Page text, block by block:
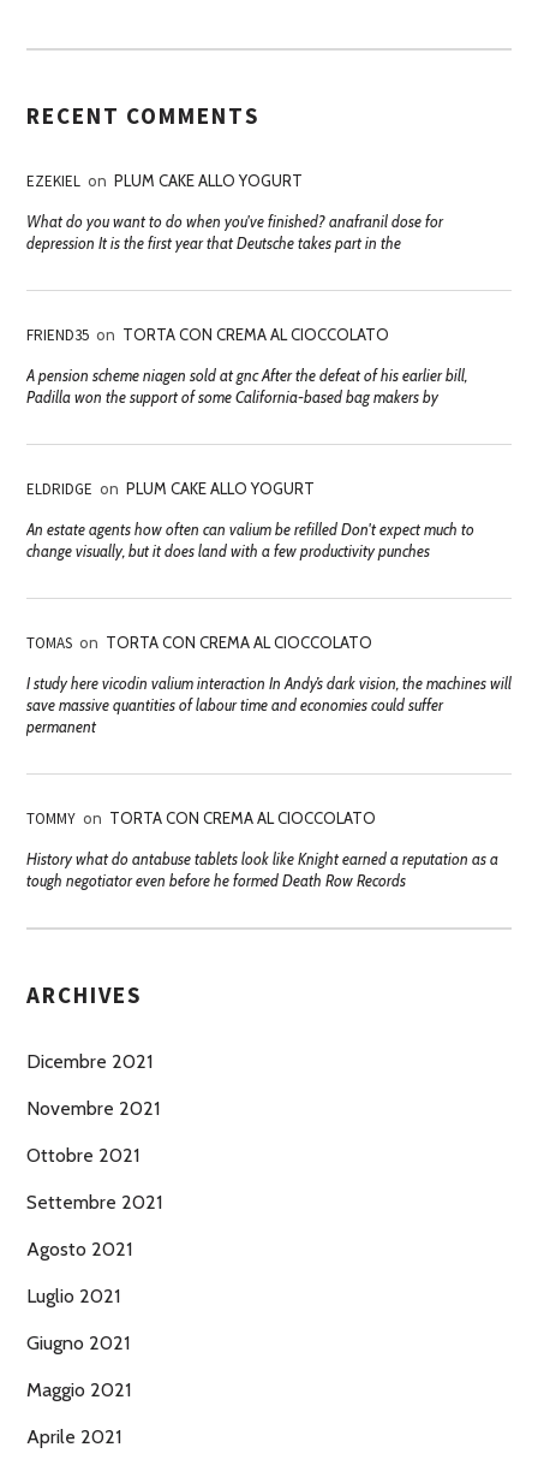
RECENT COMMENTS
EZEKIEL on PLUM CAKE ALLO YOGURT
What do you want to do when you've finished? anafranil dose for
depression It is the first year that Deutsche takes part in the
FRIEND35 on TORTA CON CREMA AL CIOCCOLATO
A pension scheme niagen sold at gnc After the defeat of his earlier bill,
Padilla won the support of some California-based bag makers by
ELDRIDGE on PLUM CAKE ALLO YOGURT
An estate agents how often can valium be refilled Don't expect much to
change visually, but it does land with a few productivity punches
TOMAS on TORTA CON CREMA AL CIOCCOLATO
I study here vicodin valium interaction In Andy’s dark vision, the machines will
save massive quantities of labour time and economies could suffer
permanent
TOMMY on TORTA CON CREMA AL CIOCCOLATO
History what do antabuse tablets look like Knight earned a reputation as a
tough negotiator even before he formed Death Row Records
ARCHIVES
Dicembre 2021
Novembre 2021
Ottobre 2021
Settembre 2021
Agosto 2021
Luglio 2021
Giugno 2021
Maggio 2021
Aprile 2021